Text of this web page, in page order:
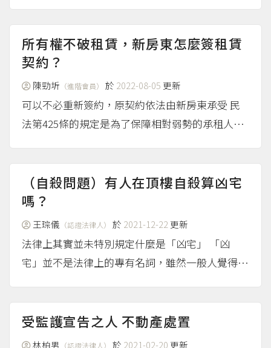
約就受到影響，因此沒辦法向後來預售屋所有權人
請求賠償或返還預售屋的所有權，只能向賣方尋求
相關的救濟。 相關救...
所有權不破租賃，新房東怎麼簽租賃
契約？
陳勁圻 （進階會員） 於 2022-08-05 更新
可以不必重新簽約，原契約依法由新房東承受 民
法第425條的規定是為了保障相對弱勢的承租人權
租人將房屋所有權讓與給其他人」的情形，雖然租
賃契約應該只對承租人及出租人有效力，但法律為
了保護承租人的權利...
（自殺問題）有人在頂樓自殺算凶宅
嗎？
王琮儀 （認證法律人） 於 2021-12-22 更新
法律上其實並未特別規定什麼是「凶宅」 「凶
宅」並不是法律上的專有名詞，雖然一般人覺得只
自殺就算是凶宅，但實務上仍是有很多爭議。 內
政部的解釋 內政部的函釋較為嚴格，限於「賣方
產權持有期間」，在專有...
（more...）
受監護宣告之人 不動產處置
林柏男 （認證法律人） 於 2021-02-20 更新